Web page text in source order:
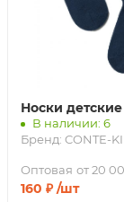
Носки детские
В наличии: 6
Бренд: CONTE-
Оптовая от 20
160 ₽ /шт